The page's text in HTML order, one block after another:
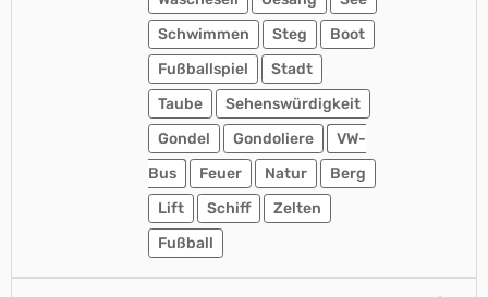
Schwimmen
Steg
Boot
Fußballspiel
Stadt
Taube
Sehenswürdigkeit
Gondel
Gondoliere
VW-
Bus
Feuer Natur
Berg
Lift
Schiff
Zelten
Fußball